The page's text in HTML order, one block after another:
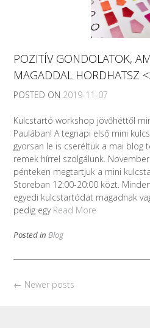
POZITÍV GONDOLATOK,
MAGADDAL HORDHATSZ
POSTED ON 2019-11-07
Kulcstartó workshop jövőhéttől
Paulában! A tegnapi első mini
gyorsan le is cseréltük a mai blog
remek hírrel szolgálunk.
pénteken megtartjuk a mini
Storeban 12:00-20:00 közt.
egyedi kulcstartódat magadnak
pedig egy Read More
Posted in Blog
Posts
← Newer posts